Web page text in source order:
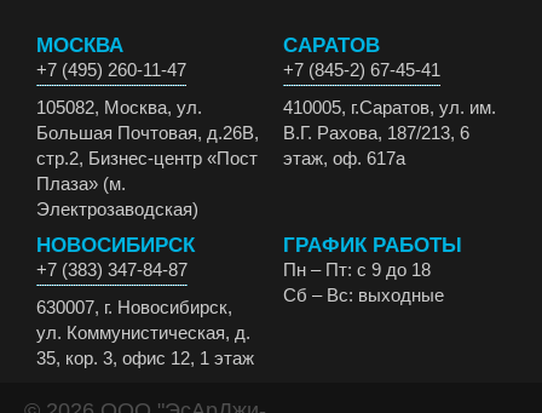
МОСКВА
+7 (495) 260-11-47
105082, Москва, ул.
Большая Почтовая, д.26В,
стр.2, Бизнес-центр «Пост
Плаза» (м.
Электрозаводская)
САРАТОВ
+7 (845-2) 67-45-41
410005, г.Саратов, ул. им.
В.Г. Рахова, 187/213, 6
этаж, оф. 617а
НОВОСИБИРСК
+7 (383) 347-84-87
630007, г. Новосибирск,
ул. Коммунистическая, д.
35, кор. 3, офис 12, 1 этаж
ГРАФИК РАБОТЫ
Пн – Пт: с 9 до 18
Сб – Вс: выходные